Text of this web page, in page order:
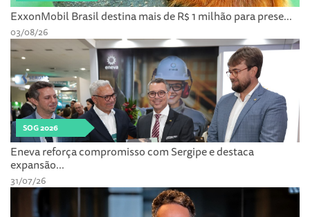
ExxonMobil Brasil destina mais de R$ 1 milhão para prese...
03/08/26
SOG 2026
Eneva reforça compromisso com Sergipe e destaca
expansão...
31/07/26